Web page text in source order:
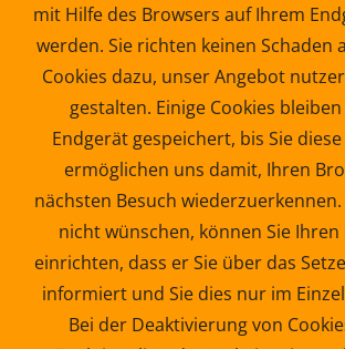
mit Hilfe des Browsers auf Ihrem
werden. Sie richten keinen Schaden
Cookies dazu, unser Angebot
gestalten. Einige Cookies
Endgerät gespeichert, bis Sie
ermöglichen uns damit, Ihren
nächsten Besuch wiederzuerkennen.
nicht wünschen, können Sie Ihren
einrichten, dass er Sie über das
informiert und Sie dies nur im
Bei der Deaktivierung von